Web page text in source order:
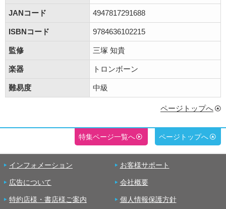
JANコード 4947817291688
ISBNコード 9784636102215
監修 三塚 知貴
楽器 トロンボーン
難易度 中級
ページトップへ
特集ページ一覧へ ページトップへ
インフォメーション お客様サポート
広告について 会社概要
特約店様・書店様ご案内 個人情報保護方針